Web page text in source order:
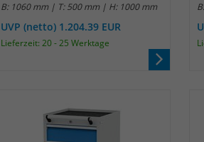
B: 1060 mm | T: 500 mm | H: 1000 mm
UVP (netto) 1.204.39 EUR
Lieferzeit: 20 - 25 Werktage
Laufzeit
Das Cookie wird
Session Daten
Name